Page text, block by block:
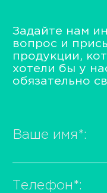
Задайте нам
вопрос и
продукции,
хотели бы у
обязательно
Ваше имя *:
Телефон *: